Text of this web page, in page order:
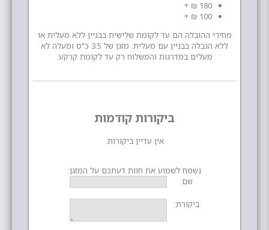
180 ₪ +
100 ₪ +
מחירי ההובלה הם עד לקומת שלישית בבניין ללא מעלית או
ללא הגבלה בבניין עם מעלית. מזגן של 3.5 כ"ס ומעלה לא
מעלים במדרגות והמשלוח רק עד לקומת קרקע.
ביקורות קודמות
אין עדיין ביקורות.
נשמח לשמוע את חוות דעתכם על המזגן:
שם:
ביקורת: